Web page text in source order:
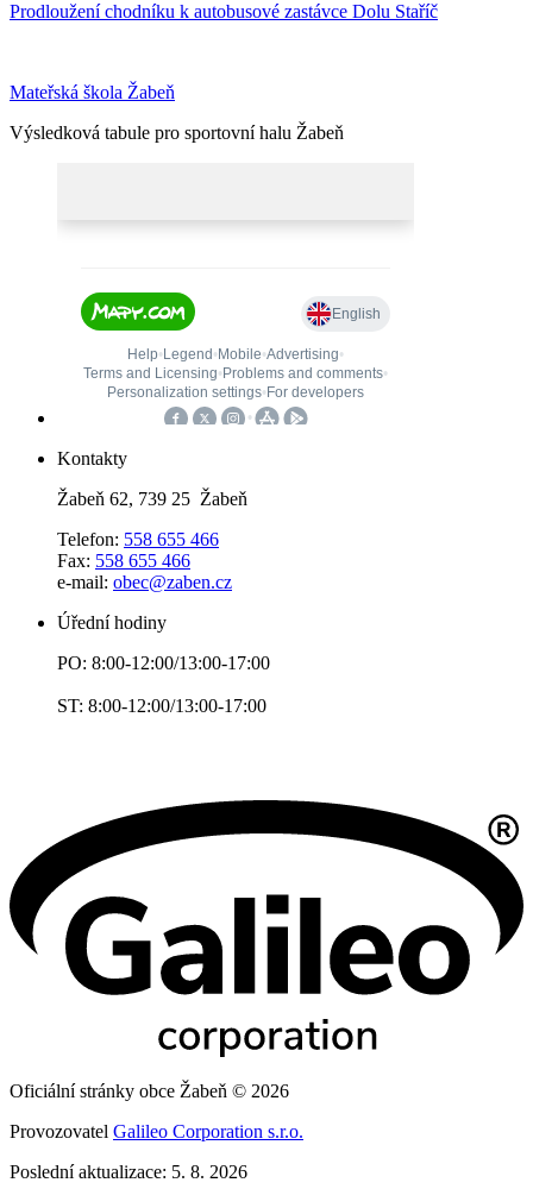
Prodloužení chodníku k autobusové zastávce Dolu Staříč
Mateřská škola Žabeň
Výsledková tabule pro sportovní halu Žabeň
Kontakty
Žabeň 62, 739 25 Žabeň
Telefon: 558 655 466
Fax: 558 655 466
e-mail: obec@zaben.cz
Úřední hodiny
PO: 8:00-12:00/13:00-17:00
ST: 8:00-12:00/13:00-17:00
Oficiální stránky obce Žabeň © 2026
Provozovatel Galileo Corporation s.r.o.
Poslední aktualizace: 5. 8. 2026